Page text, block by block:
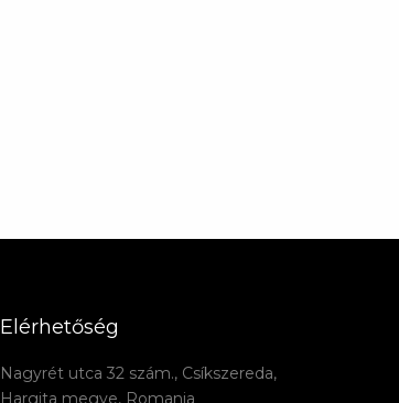
Elérhetőség
Nagyrét utca 32 szám., Csíkszereda,
Hargita megye, Romania